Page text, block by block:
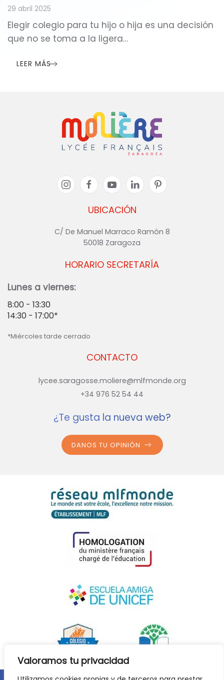
Valoramos tu privacidad
29 abril 2025
Elegir colegio para tu hijo o hija es una decisión
que no se toma a la ligera…
LEER MÁS
UBICACIÓN
C/ De Manuel Marraco Ramón 8
50018 Zaragoza
CONTACTO
lycee.saragosse.moliere@mlfmonde.org
+34 976 52 54 44
HORARIO SECRETARÍA
Lunes a viernes:
8:00 - 13:30
14:30 - 17:00*
*Miércoles tarde cerrado
¿Te gusta la nueva web?
DANOS TU OPINIÓN